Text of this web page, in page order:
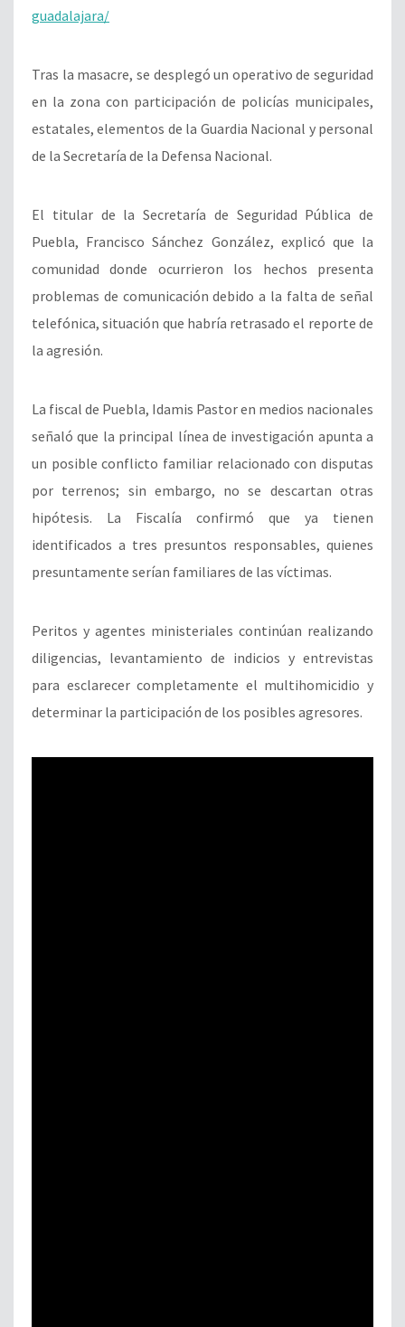
guadalajara/
Tras la masacre, se desplegó un operativo de seguridad
en la zona con participación de policías municipales,
estatales, elementos de la Guardia Nacional y personal
de la Secretaría de la Defensa Nacional.
El titular de la Secretaría de Seguridad Pública de
Puebla, Francisco Sánchez González, explicó que la
comunidad donde ocurrieron los hechos presenta
problemas de comunicación debido a la falta de señal
telefónica, situación que habría retrasado el reporte de
la agresión.
La fiscal de Puebla, Idamis Pastor en medios nacionales
señaló que la principal línea de investigación apunta a
un posible conflicto familiar relacionado con disputas
por terrenos; sin embargo, no se descartan otras
hipótesis. La Fiscalía confirmó que ya tienen
identificados a tres presuntos responsables, quienes
presuntamente serían familiares de las víctimas.
Peritos y agentes ministeriales continúan realizando
diligencias, levantamiento de indicios y entrevistas
para esclarecer completamente el multihomicidio y
determinar la participación de los posibles agresores.